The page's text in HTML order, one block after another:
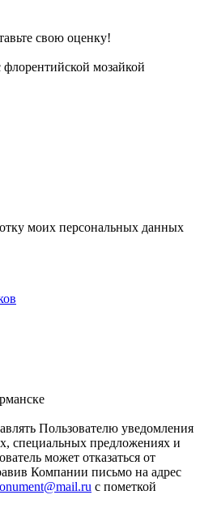
свою оценку!
мозайкой
моих персональных данных
Пользователю уведомления
специальных предложениях и
может отказаться от
Компании письмо на адрес
с пометкой